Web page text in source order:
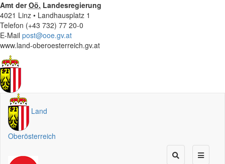
Amt derOö. Landesregierung
4021 Linz • Landhausplatz 1
Telefon (+43 732) 77 20-0
E-Mail post@ooe.gv.at
www.land-oberoesterreich.gv.at
Land
Oberösterreich